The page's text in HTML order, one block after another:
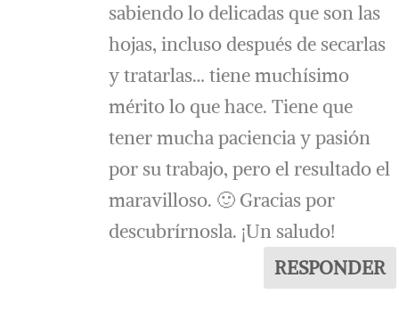
sabiendo lo delicadas que son las
hojas, incluso después de secarlas
y tratarlas… tiene muchísimo
mérito lo que hace. Tiene que
tener mucha paciencia y pasión
por su trabajo, pero el resultado el
maravilloso. 🙂 Gracias por
descubrírnosla. ¡Un saludo!
RESPONDER